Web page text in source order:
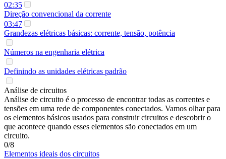
02:35
Direção convencional da corrente
03:47
Grandezas elétricas básicas: corrente, tensão, potência
Números na engenharia elétrica
Definindo as unidades elétricas padrão
Análise de circuitos
Análise de circuito é o processo de encontrar todas as correntes e
tensões em uma rede de componentes conectados. Vamos olhar para
os elementos básicos usados para construir circuitos e descobrir o
que acontece quando esses elementos são conectados em um
circuito.
0/8
Elementos ideais dos circuitos